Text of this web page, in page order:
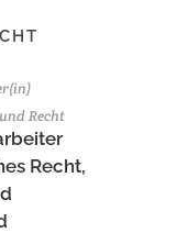
Recht
Recht,